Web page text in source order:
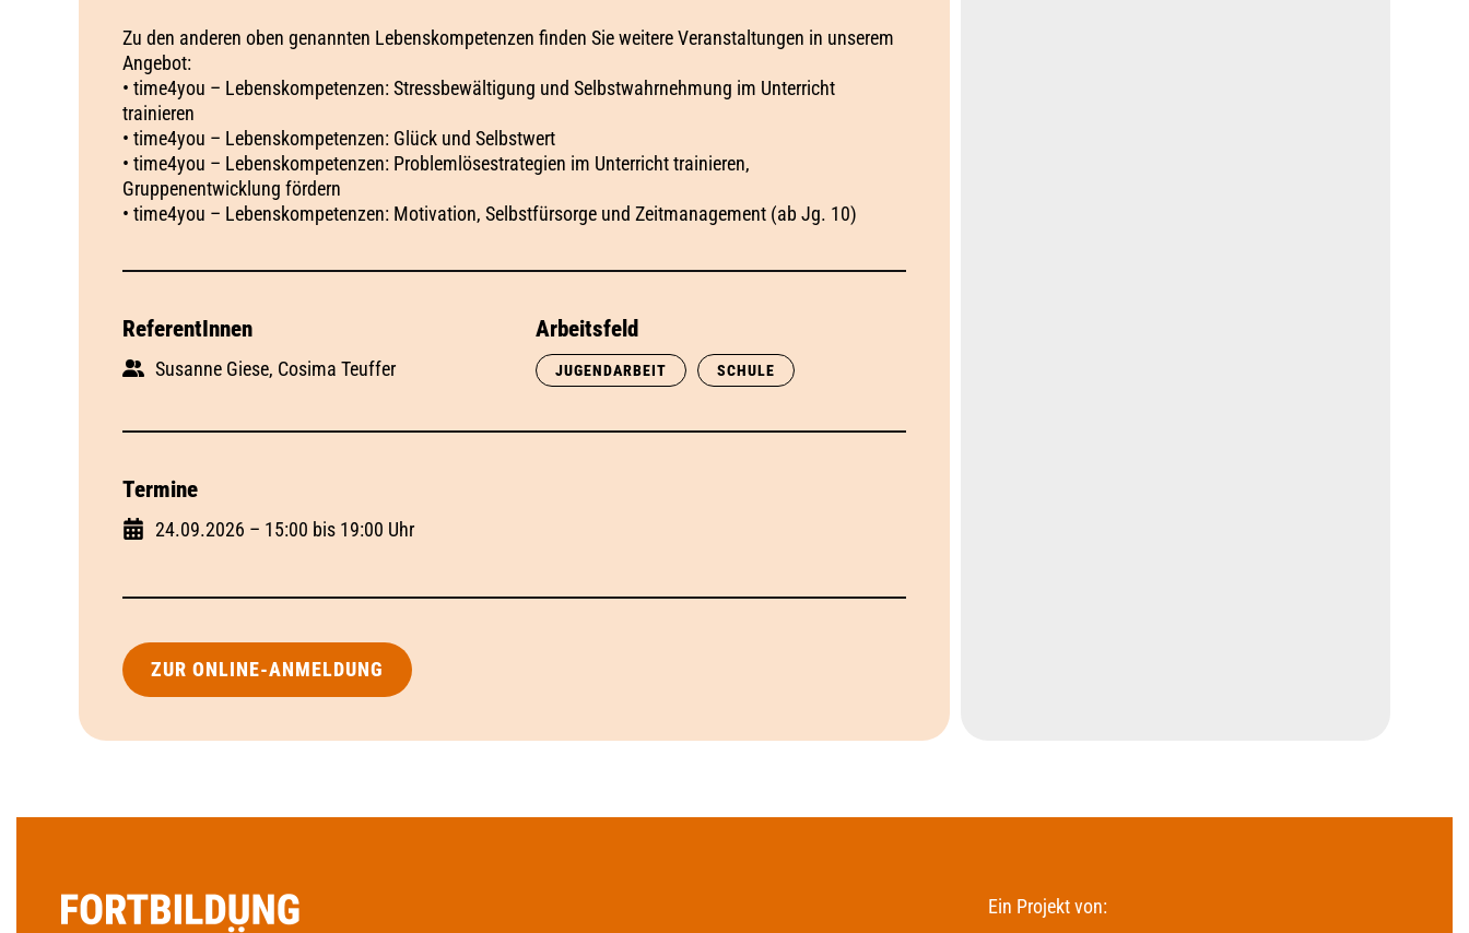
Zu den anderen oben genannten Lebenskompetenzen finden Sie weitere Veranstaltungen in unserem
Angebot:
• time4you – Lebenskompetenzen: Stressbewältigung und Selbstwahrnehmung im Unterricht
trainieren
• time4you – Lebenskompetenzen: Glück und Selbstwert
• time4you – Lebenskompetenzen: Problemlösestrategien im Unterricht trainieren,
Gruppenentwicklung fördern
• time4you – Lebenskompetenzen: Motivation, Selbstfürsorge und Zeitmanagement (ab Jg. 10)
ReferentInnen
Susanne Giese, Cosima Teuffer
Arbeitsfeld
JUGENDARBEIT SCHULE
Termine
24.09.2026 – 15:00 bis 19:00 Uhr
ZUR ONLINE-ANMELDUNG
Ein Projekt von: